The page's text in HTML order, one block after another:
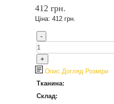
412 грн.
Ціна: 412 грн.
Опис Догляд Розміри
Тканина:
Склад: